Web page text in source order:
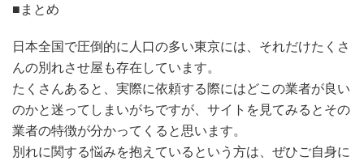
■まとめ
日本全国で圧倒的に人口の多い東京には、それだけたくさ
んの別れさせ屋も存在しています。
たくさんあると、実際に依頼する際にはどこの業者が良い
のかと迷ってしまいがちですが、サイトを見てみるとその
業者の特徴が分かってくると思います。
別れに関する悩みを抱えているという方は、ぜひご自身に